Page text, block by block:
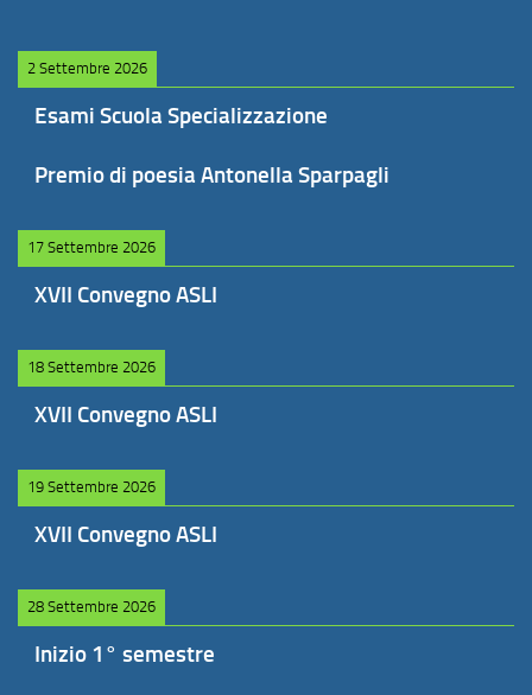
2 Settembre 2026
Esami Scuola Specializzazione
Premio di poesia Antonella Sparpagli
17 Settembre 2026
XVII Convegno ASLI
18 Settembre 2026
XVII Convegno ASLI
19 Settembre 2026
XVII Convegno ASLI
28 Settembre 2026
Inizio 1° semestre